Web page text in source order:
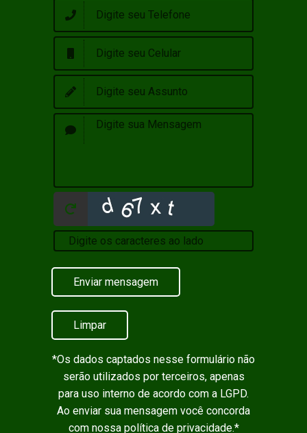
Enviar mensagem
Limpar
*Os dados captados nesse formulário não
serão utilizados por terceiros, apenas
para uso interno de acordo com a LGPD.
Ao enviar sua mensagem você concorda
com nossa política de privacidade.*